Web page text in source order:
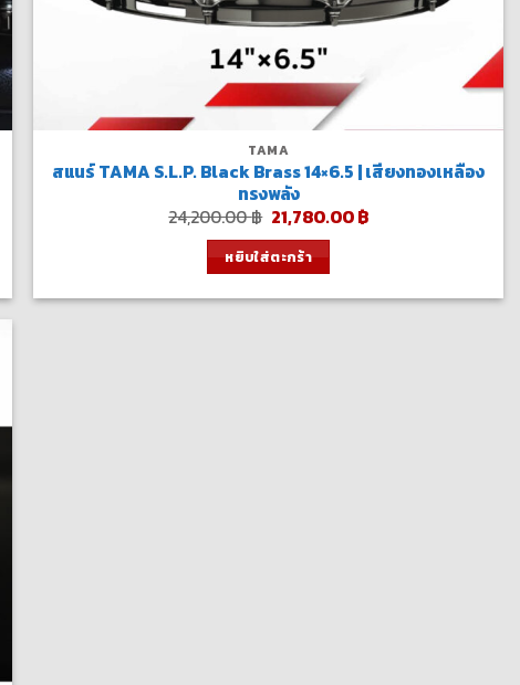
TAMA
สแนร์ TAMA S.L.P. Black Brass 14×6.5 | เสียงทองเหลือง
ทรงพลัง
24,200.00฿ Original
price
was:
24,200.00 ฿.
21,780.00฿Current
หยิบใส่ตะกร้า